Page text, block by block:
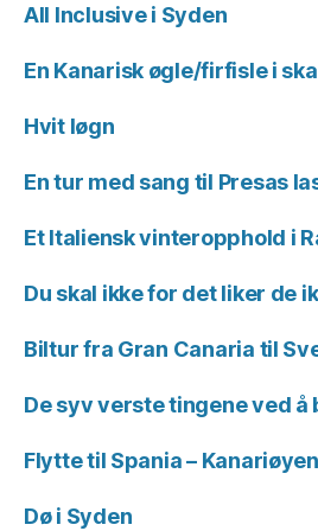
All Inclusive i Syden
En Kanarisk øgle/firfisle i
Hvit løgn
En tur med sang til Presas
Et Italiensk vinteropphold i
Du skal ikke for det liker de
Biltur fra Gran Canaria til
De syv verste tingene ved å
Flytte til Spania –
Dø i Syden